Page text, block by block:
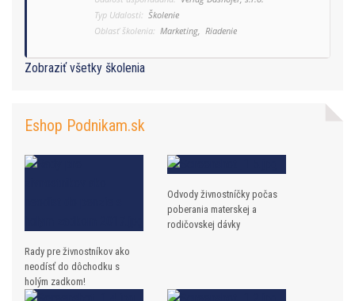
Typ Udalosti: Školenie
Oblasť školenia: Marketing, Riadenie
Zobraziť všetky školenia
Eshop Podnikam.sk
Rady pre živnostníkov ako
neodísť do dôchodku s
holým zadkom!
Odvody živnostníčky počas
poberania materskej a
rodičovskej dávky